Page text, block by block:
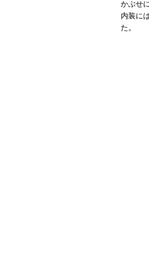
かぶせ
内装に
た。